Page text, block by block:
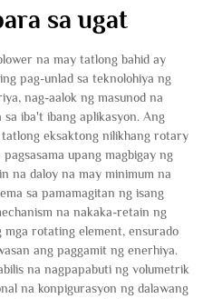
sa ugat
na may tatlong bahid ay
pag-unlad sa teknolohiya ng
nag-aalok ng masunod na
iba't ibang aplikasyon. Ang
eksaktong nilikhang rotary
upang magbigay ng
na daloy na may minimum na
sa pamamagitan ng isang
na nakaka-retain ng
mga rotating element, ensurado
ang paggamit ng enerhiya.
na nagpapabuti ng volumetrik
na konpigurasyon ng dalawang